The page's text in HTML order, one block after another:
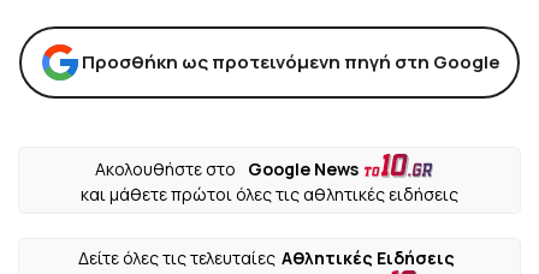
Προσθήκη ως προτεινόμενη πηγή στη Google
Ακολουθήστε στο
Google News
και μάθετε πρώτοι όλες τις αθλητικές ειδήσεις
Δείτε όλες τις τελευταίες Αθλητικές Ειδήσεις